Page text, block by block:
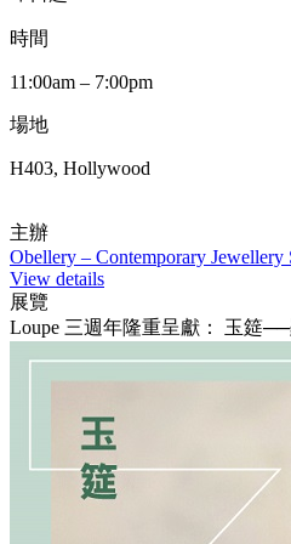
時間
11:00am – 7:00pm
場地
H403, Hollywood
主辦
Obellery – Contemporary Jewellery
View details
展覽
Loupe 三週年隆重呈獻： 玉筵